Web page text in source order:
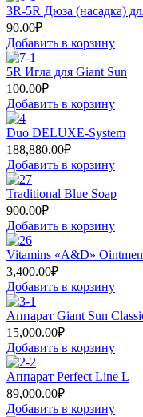
3R-5R Дюза (насадка)
90.00₽
Добавить в корзину
5R Игла для Giant Sun
100.00₽
Добавить в корзину
Duo DELUXE-System
188,880.00₽
Добавить в корзину
Traditional Blue Soap
900.00₽
Добавить в корзину
Vitamins «A&D»
3,400.00₽
Добавить в корзину
Аппарат Giant Sun
15,000.00₽
Добавить в корзину
Аппарат Perfect Line L
89,000.00₽
Добавить в корзину